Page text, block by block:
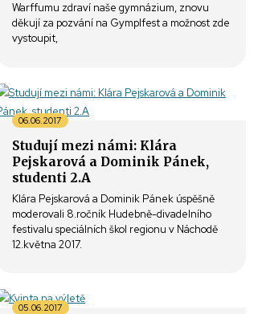
Warffumu zdraví naše gymnázium, znovu
děkují za pozvání na Gymplfest a možnost zde
vystoupit,
Studují mezi námi: Klára
Pejskarová a Dominik Pánek,
studenti 2.A
06.06.2017
Klára Pejskarová a Dominik Pánek úspěšně
moderovali 8.ročník Hudebně-divadelního
festivalu speciálních škol regionu v Náchodě
12.května 2017.
05.06.2017